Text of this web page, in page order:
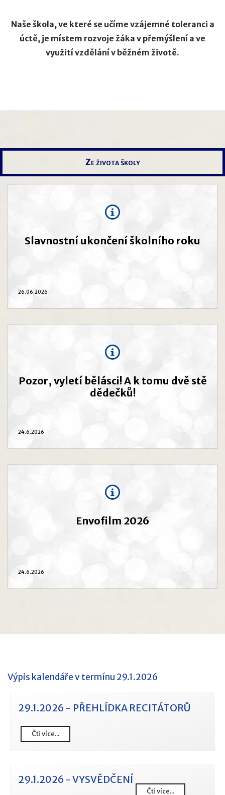
Naše škola, ve které se učíme vzájemné toleranci a
úctě, je místem rozvoje žáka v přemýšlení a ve
využití vzdělání v běžném životě.
Ze života školy
Slavnostní ukončení školního roku
26.06.2026
Pozor, vyletí bělásci! A k tomu dvě stě
dědečků!
24.6.2026
Envofilm 2026
24.6.2026
Výpis kalendáře v termínu 29.1.2026
29.1.2026 - PŘEHLÍDKA RECITÁTORŮ
Čti více...
29.1.2026 - VYSVĚDČENÍ
Čti více...